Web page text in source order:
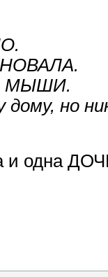
МЫШИ.
но
и одна